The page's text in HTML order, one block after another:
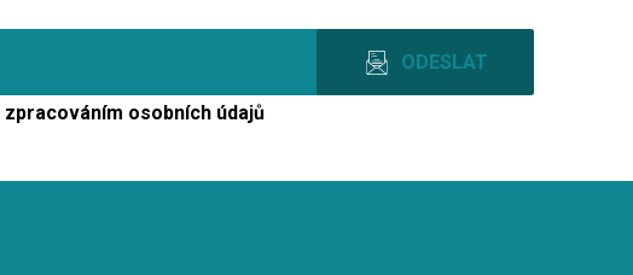
zpracováním osobních údajů